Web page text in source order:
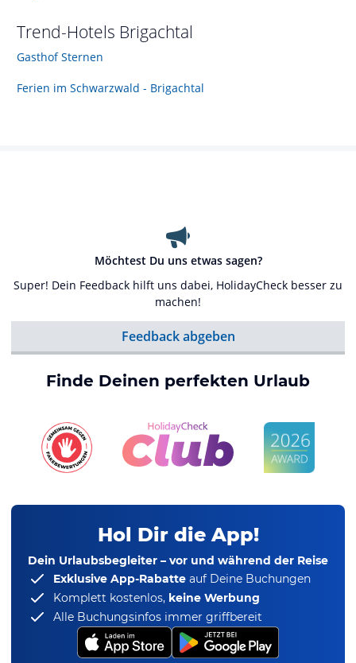
Trend-Hotels Brigachtal
Gasthof Sternen
Ferien im Schwarzwald - Brigachtal
Möchtest Du uns etwas sagen?
Super! Dein Feedback hilft uns dabei, HolidayCheck besser zu
machen!
Feedback abgeben
Finde Deinen perfekten Urlaub
Hol Dir die App!
Dein Urlaubsbegleiter – vor und während der Reise
Exklusive App-Rabatte auf Deine Buchungen
Komplett kostenlos, keine Werbung
Alle Buchungsinfos immer griffbereit